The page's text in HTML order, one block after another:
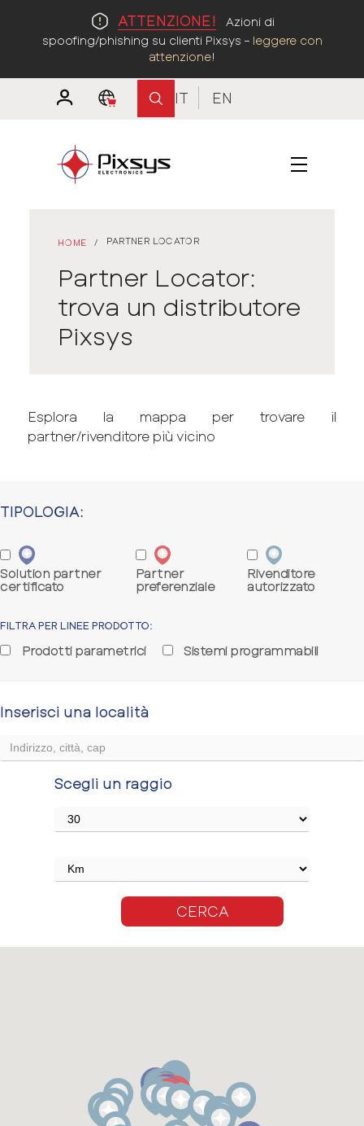
ATTENZIONE!
Azioni di
spoofing/phishing su clienti Pixsys – leggere con
attenzione!
IT EN
HOME / PARTNER LOCATOR
Partner Locator:
trova un distributore
Pixsys
Esplora la mappa per trovare il
partner/rivenditore più vicino
TIPOLOGIA:
Solution partner
certificato
Partner
preferenziale
Rivenditore
autorizzato
FILTRA PER LINEE PRODOTTO:
Prodotti parametrici Sistemi programmabili
Inserisci una località
Scegli un raggio
CERCA